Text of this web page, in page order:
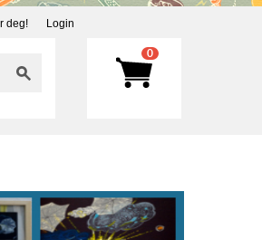
deg! Login
0